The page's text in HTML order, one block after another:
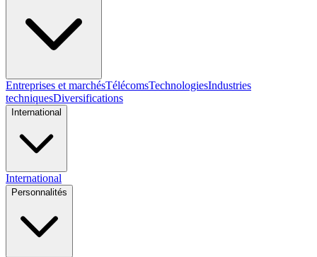
Entreprises et marchésTélécomsTechnologiesIndustries
techniquesDiversifications
International
International
Personnalités